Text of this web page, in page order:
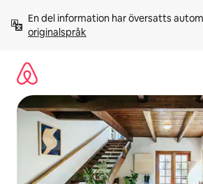
innehåll
En del information har översatts
originalspråk